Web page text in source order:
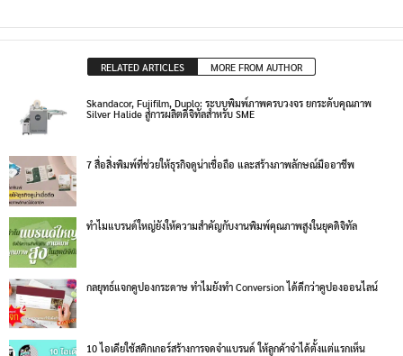
RELATED ARTICLES MORE FROM AUTHOR
Skandacor, Fujifilm, Duplo: ระบบพิมพ์ภาพครบวงจร ยกระดับคุณภาพ
Silver Halide สู่การผลิตดิจิทัลสำหรับ SME
7 สื่อสิ่งพิมพ์ที่ช่วยให้ธุรกิจดูน่าเชื่อถือ และสร้างภาพลักษณ์มืออาชีพ
ทำไมแบรนด์ใหญ่ยังให้ความสำคัญกับงานพิมพ์คุณภาพสูงในยุคดิจิทัล
กลยุทธ์แจกคูปองกระดาษ ทำไมยังทำ Conversion ได้ดีกว่าคูปองออนไลน์
10 ไอเดียใช้สติกเกอร์สร้างการจดจำแบรนด์ ให้ลูกค้าจำได้ตั้งแต่แรกเห็น